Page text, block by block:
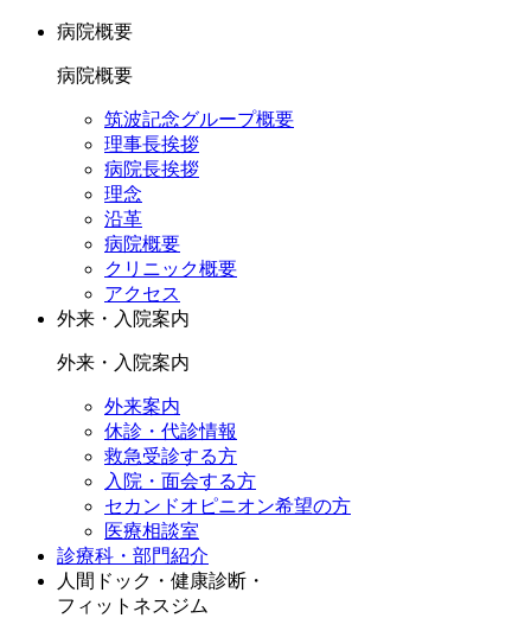
病院概要
病院概要
筑波記念グループ概要
理事長挨拶
病院長挨拶
理念
沿革
病院概要
クリニック概要
アクセス
外来・入院案内
外来・入院案内
外来案内
休診・代診情報
救急受診する方
入院・面会する方
セカンドオピニオン希望の方
医療相談室
診療科・部門紹介
人間ドック・健康診断・
フィットネスジム